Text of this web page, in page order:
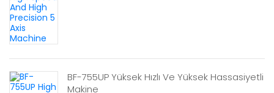
BF-755UP Yüksek Hızlı Ve Yüksek Hassasiyetli
Makine